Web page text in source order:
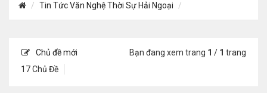
Tin Tức Văn Nghệ Thời Sự Hải Ngoại
Chủ đề mới
17 Chủ Đề
Bạn đang xem trang 1 / 1 trang